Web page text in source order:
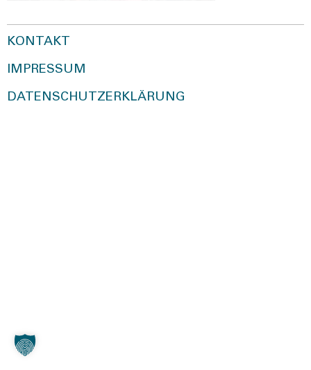
KONTAKT
IMPRESSUM
DATENSCHUTZERKLÄRUNG